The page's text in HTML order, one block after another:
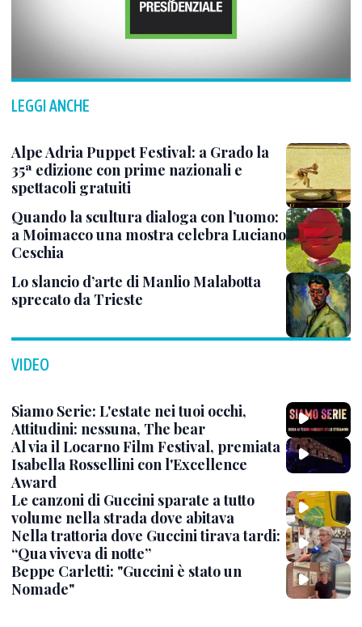
LEGGI ANCHE
Alpe Adria Puppet Festival: a Grado la
35ª edizione con prime nazionali e
spettacoli gratuiti
Quando la scultura dialoga con l’uomo:
a Moimacco una mostra celebra Luciano
Ceschia
Lo slancio d’arte di Manlio Malabotta
sprecato da Trieste
VIDEO
Siamo Serie: L'estate nei tuoi occhi,
Attitudini: nessuna, The bear
Al via il Locarno Film Festival, premiata
Isabella Rossellini con l'Excellence
Award
Le canzoni di Guccini sparate a tutto
volume nella strada dove abitava
Nella trattoria dove Guccini tirava tardi:
“Qua viveva di notte”
Beppe Carletti: "Guccini è stato un
Nomade"